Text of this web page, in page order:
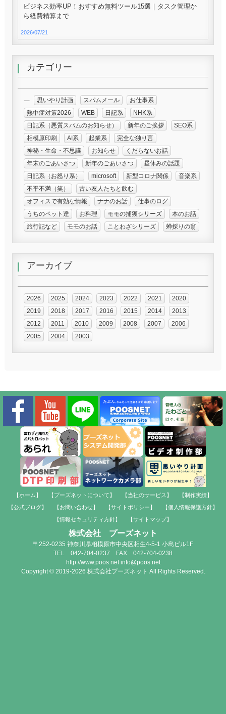
ビジネス効率UP！おすすめ無料ツール15選｜タスク管理か
ら経費精算まで
2026/07/21
カテゴリー
思いやり計画 スパムメール
お仕事系
熱中症対策2026
WEB 日記系
NHK系
日記系（悪質スパムのお知らせ）
新年のご挨拶
SEO系
相模原印刷
AI系 起業系
完全な独り言
神秘・生命・不思議
お知らせ
くだらないお話
年末のごあいさつ
新年のごあいさつ
昼休みの話題
日記系（お怒り系）
microsoft 新型コロナ関係
音楽系
不平不満（笑）
古い友人たちと飲む
オフィスで有効な情報
ナナのお話
仕事のログ
うちのペット達
お料理 モモの捕獲シリーズ
本のお話
旅行記など
モモのお話 ことわざシリーズ 蝉採りの翁
アーカイブ
2026 2025 2024 2023 2022 2021
2020
2019
2018 2017 2016 2015 2014
2013
2012
2011 2010 2009 2008 2007
2006
2005
2004 2003
【ホーム】 【プーズネットについて】 【当社のサービス】
【制作実績】
【公式ブログ】
【お問い合わせ】 【サイトポリシー】
【個人情報保護方針】
【情報セキュリティ方針】
【サイトマップ】
株式会社 プーズネット
〒252-0235 神奈川県相模原市中央区相生4-5-1 小島ビル1F
TEL 042-704-0237 FAX 042-704-0238
http://www.poos.net info@poos.net
Copyright © 2019-2026 株式会社プーズネット All Rights Reserved.